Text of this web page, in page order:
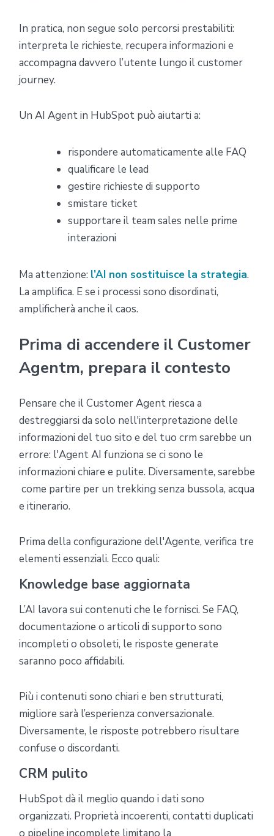
In pratica, non segue solo percorsi prestabiliti:
interpreta le richieste, recupera informazioni e
accompagna davvero l’utente lungo il customer
journey.
Un AI Agent in HubSpot può aiutarti a:
rispondere automaticamente alle FAQ
qualificare le lead
gestire richieste di supporto
smistare ticket
supportare il team sales nelle prime
interazioni
Ma attenzione: l’AI non sostituisce la strategia.
La amplifica. E se i processi sono disordinati,
amplificherà anche il caos.
Prima di accendere il Customer
Agentm, prepara il contesto
Pensare che il Customer Agent riesca a
destreggiarsi da solo nell'interpretazione delle
informazioni del tuo sito e del tuo crm sarebbe un
errore: l'Agent AI funziona se ci sono le
informazioni chiare e pulite. Diversamente, sarebbe
come partire per un trekking senza bussola, acqua
e itinerario.
Prima della configurazione dell'Agente, verifica tre
elementi essenziali. Ecco quali:
Knowledge base aggiornata
L’AI lavora sui contenuti che le fornisci. Se FAQ,
documentazione o articoli di supporto sono
incompleti o obsoleti, le risposte generate
saranno poco affidabili.
Più i contenuti sono chiari e ben strutturati,
migliore sarà l’esperienza conversazionale.
Diversamente, le risposte potrebbero risultare
confuse o discordanti.
CRM pulito
HubSpot dà il meglio quando i dati sono
organizzati. Proprietà incoerenti, contatti duplicati
o pipeline incomplete limitano la